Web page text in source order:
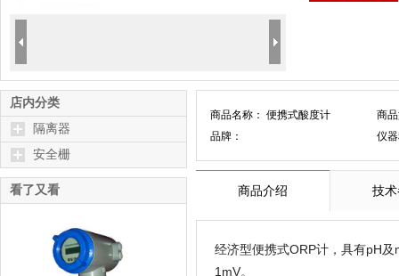
店内分类
隔离器
安全栅
看了又看
商品名称： 便携式酸度计
商
品牌：
仪
商品介绍 技
经济型便携式ORP计，具有pH及
1mV。